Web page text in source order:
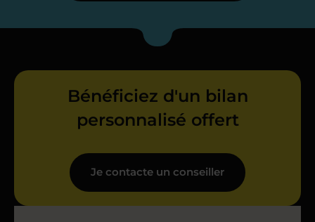
Bénéficiez d'un bilan
personnalisé offert
Je contacte un conseiller